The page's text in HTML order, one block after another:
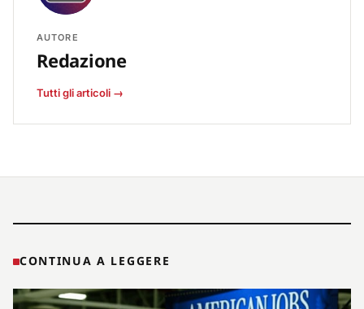
AUTORE
Redazione
Tutti gli articoli →
CONTINUA A LEGGERE